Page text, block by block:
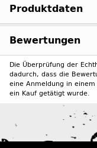
Produktdaten
Bewertungen
Die Überprüfung der
dadurch, dass die
eine Anmeldung in
ein Kauf getätigt wurde.